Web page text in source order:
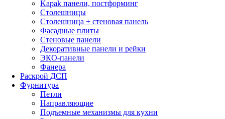
Kapak панели, постформинг
Столешницы
Столешница + стеновая панель
Фасадные плиты
Стеновые панели
Декоративные панели и рейки
ЭКО-панели
Фанера
Раскрой ДСП
Фурнитура
Петли
Направляющие
Подъемные механизмы для кухни